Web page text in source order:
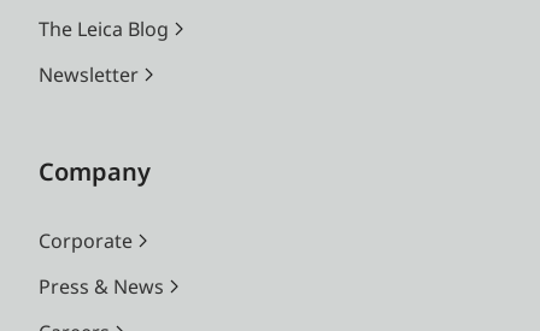
The Leica Blog
Newsletter
Company
Corporate
Press & News